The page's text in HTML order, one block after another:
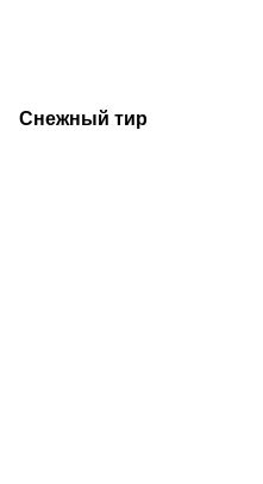
Снежный тир